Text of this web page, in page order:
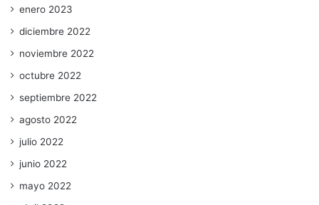
enero 2023
diciembre 2022
noviembre 2022
octubre 2022
septiembre 2022
agosto 2022
julio 2022
junio 2022
mayo 2022